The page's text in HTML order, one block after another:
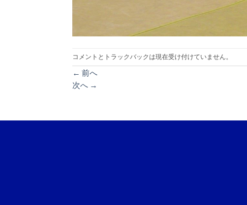
コメントとトラックバックは現在受け付けていません。
← 前へ
次へ →